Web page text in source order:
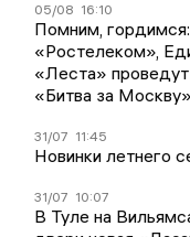
05/08 16:10
Помним, гордимся:
«Ростелеком»,
«Леста»
«Битва за Москву»
31/07 11:45
Новинки летнего
31/07 10:07
В Туле на